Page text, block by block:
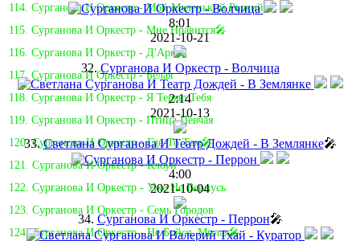
114. Сурганова И Оркестр - Мой Маленький Рыжий🎤
115. Сурганова И Оркестр - Мне Нравится🎤
116. Сурганова И Оркестр - Д'Арк🎤
117. Сурганова И Оркестр - Белая
118. Сурганова И Оркестр - Я Теряю Тебя
119. Сурганова И Оркестр - Птица Певчая
120. Сурганова И Оркестр - Где-То Там🎤
121. Сурганова И Оркестр - Клоун
122. Сурганова И Оркестр - Уже Не Вернусь
123. Сурганова И Оркестр - Семь Городов
124. Сурганова И Оркестр - Не Бойся, Милая🎤
8:01
2021-10-21
32.Сурганова И Оркестр - Волчица
2:14
2021-10-13
33.Светлана Сурганова И Театр Дождей - В Землянке🎤
4:00
2021-10-04
34. Сурганова И Оркестр - Перрон🎤